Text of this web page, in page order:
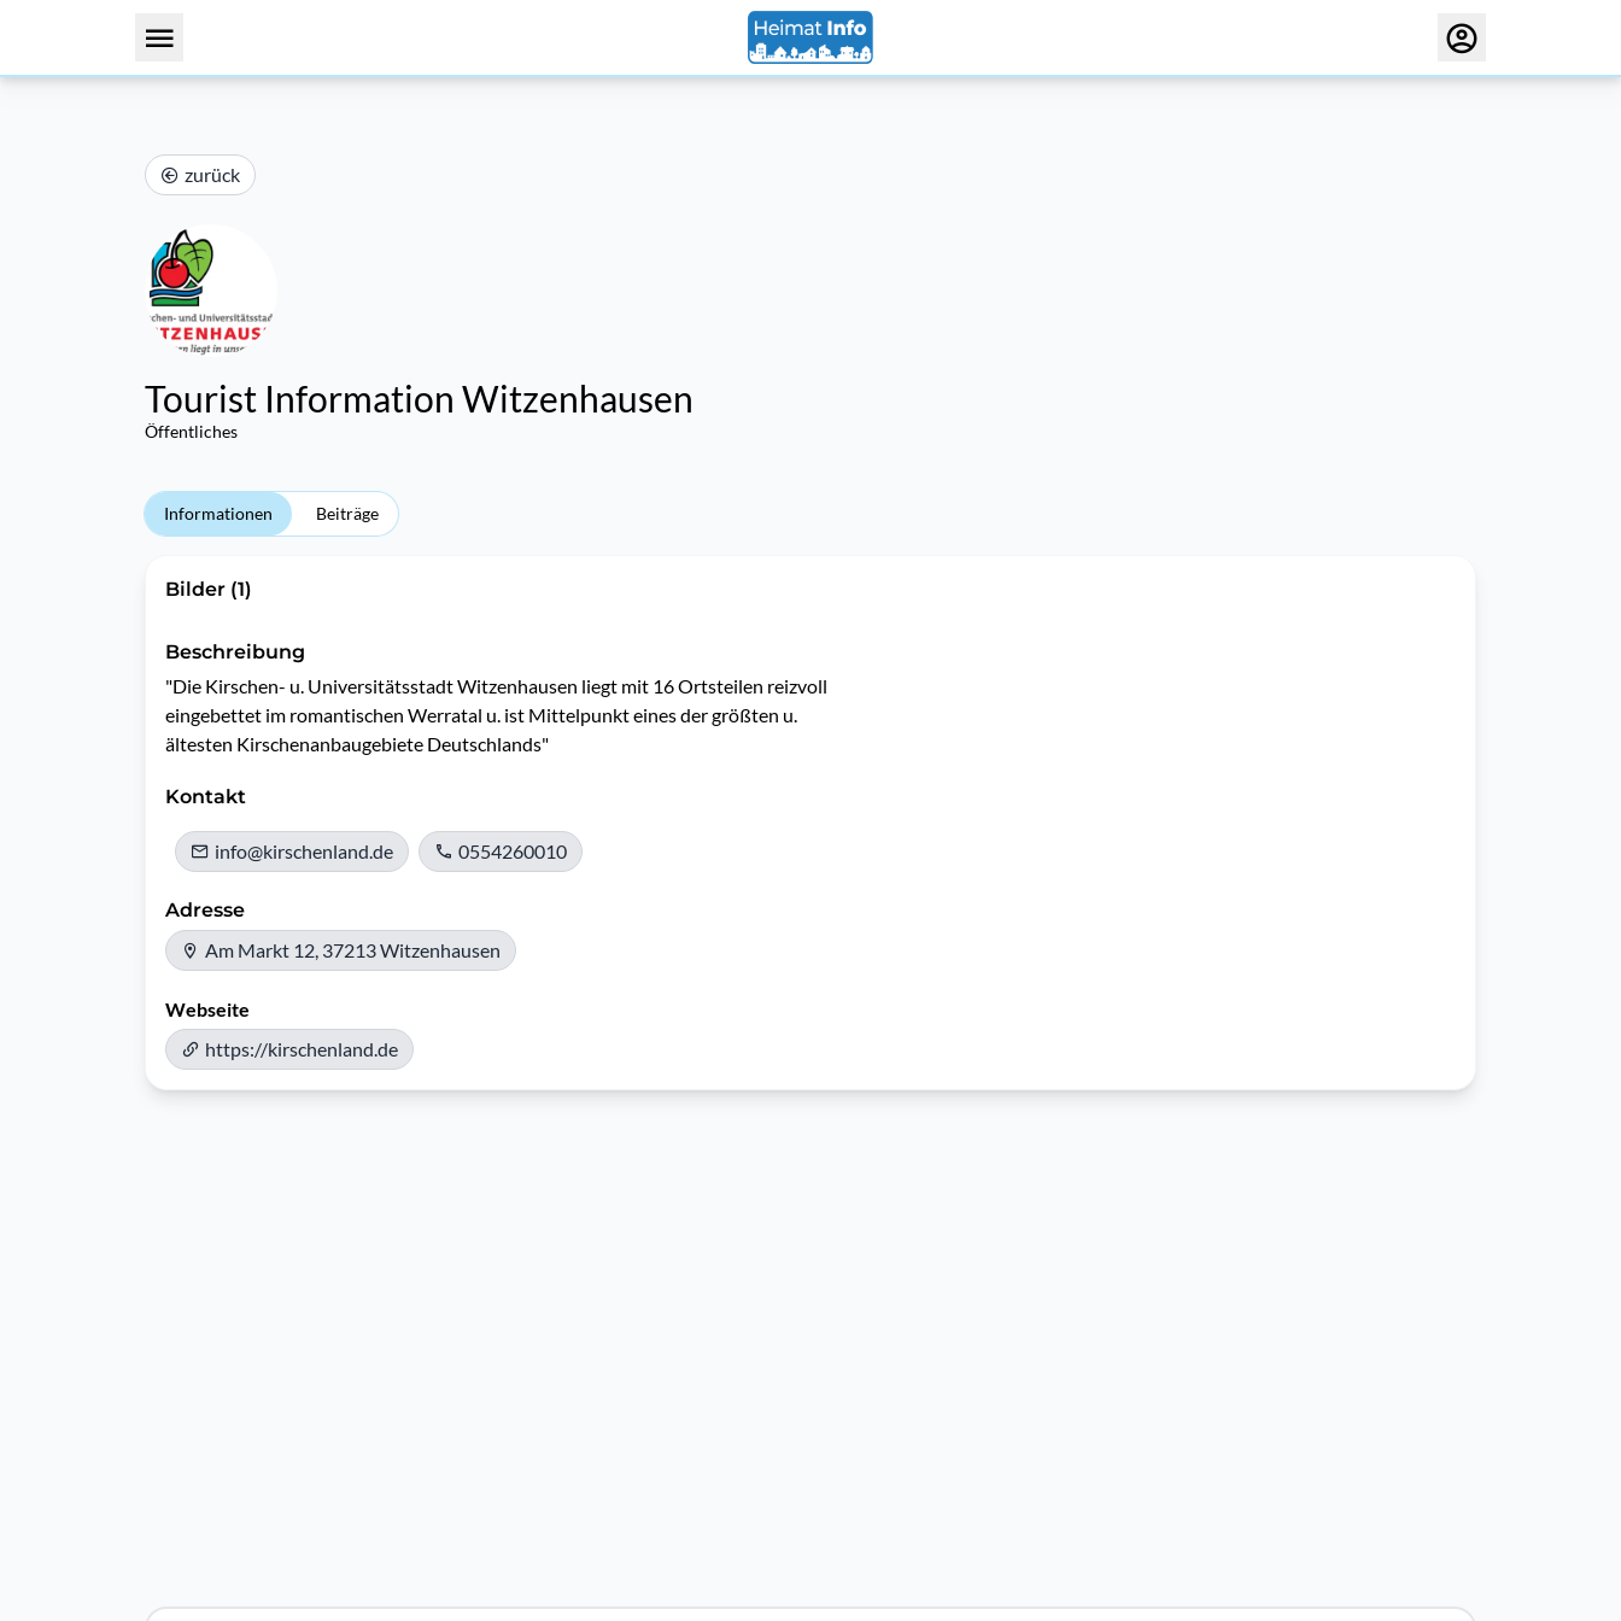
zurück
Tourist Information Witzenhausen
Öffentliches
Informationen Beiträge
Bilder (1)
Beschreibung
"Die Kirschen- u. Universitätsstadt Witzenhausen liegt mit 16 Ortsteilen reizvoll
eingebettet im romantischen Werratal u. ist Mittelpunkt eines der größten u.
ältesten Kirschenanbaugebiete Deutschlands"
Kontakt
info@kirschenland.de 0554260010
Adresse
Am Markt 12, 37213 Witzenhausen
Webseite
https://kirschenland.de